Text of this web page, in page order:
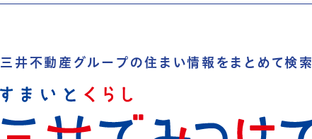
三井不動産グループの住まい情報をまとめて検索